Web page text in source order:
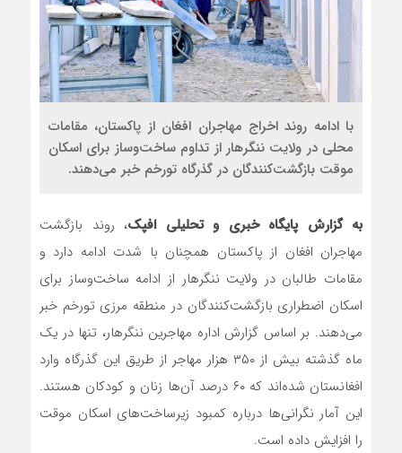
با ادامه روند اخراج مهاجران افغان از پاکستان، مقامات
محلی در ولایت ننگرهار از تداوم ساخت‌وساز برای اسکان
موقت بازگشت‌کنندگان در گذرگاه تورخم خبر می‌دهند.
به گزارش پایگاه خبری و تحلیلی افپک، روند بازگشت
مهاجران افغان از پاکستان همچنان با شدت ادامه دارد و
مقامات طالبان در ولایت ننگرهار از ادامه ساخت‌وساز برای
اسکان اضطراری بازگشت‌کنندگان در منطقه مرزی تورخم خبر
می‌دهند. بر اساس گزارش اداره مهاجرین ننگرهار، تنها در یک
ماه گذشته بیش از ۳۵۰ هزار مهاجر از طریق این گذرگاه وارد
افغانستان شده‌اند که ۶۰ درصد آن‌ها زنان و کودکان هستند.
این آمار نگرانی‌ها درباره کمبود زیرساخت‌های اسکان موقت
را افزایش داده است.